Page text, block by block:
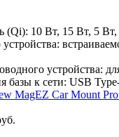
(Qi): 10 Вт, 15 Вт, 5
устройства:
базы к сети: USB
MagEZ Car Mount